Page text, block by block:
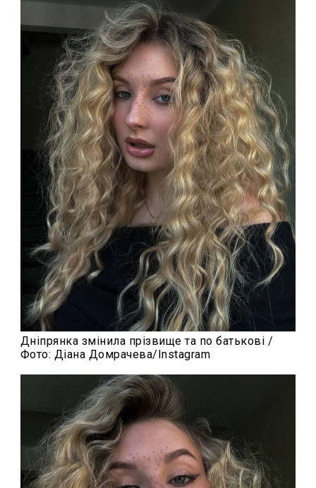
Дніпрянка змінила прізвище та по батькові /
Фото: Діана Домрачева/Instagram